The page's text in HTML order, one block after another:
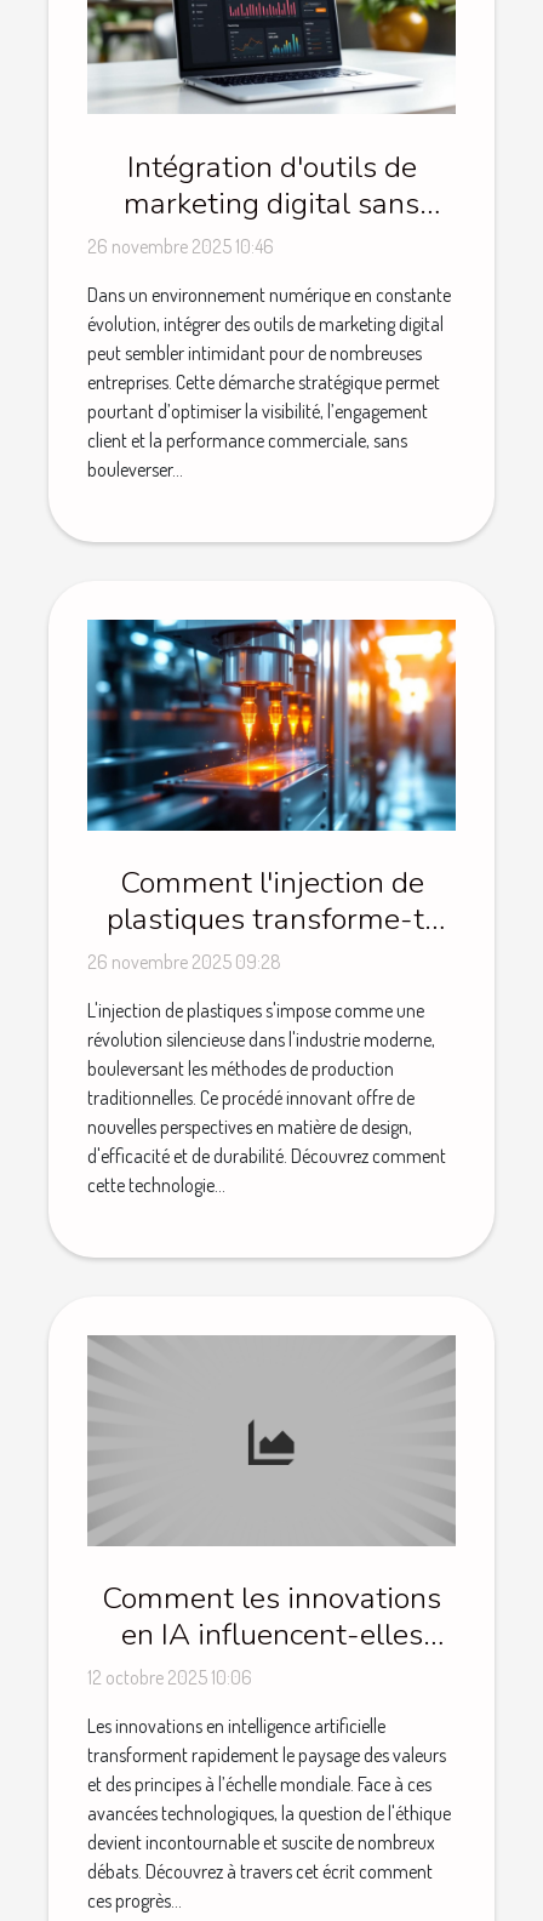
Intégration d'outils de
marketing digital sans
perturber vos opérations
26 novembre 2025 10:46
Dans un environnement numérique en constante
évolution, intégrer des outils de marketing digital
peut sembler intimidant pour de nombreuses
entreprises. Cette démarche stratégique permet
pourtant d’optimiser la visibilité, l’engagement
client et la performance commerciale, sans
bouleverser...
Comment l'injection de
plastiques transforme-t-
elle l'industrie moderne ?
26 novembre 2025 09:28
L'injection de plastiques s'impose comme une
révolution silencieuse dans l'industrie moderne,
bouleversant les méthodes de production
traditionnelles. Ce procédé innovant offre de
nouvelles perspectives en matière de design,
d'efficacité et de durabilité. Découvrez comment
cette technologie...
Comment les innovations
en IA influencent-elles
l'éthique globale ?
12 octobre 2025 10:06
Les innovations en intelligence artificielle
transforment rapidement le paysage des valeurs
et des principes à l’échelle mondiale. Face à ces
avancées technologiques, la question de l'éthique
devient incontournable et suscite de nombreux
débats. Découvrez à travers cet écrit comment
ces progrès...